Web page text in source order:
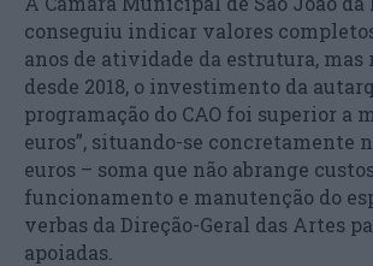
conseguiu indicar valores completos
anos de atividade da estrutura, mas
desde 2018, o investimento da
programação do CAO foi superior a
euros”, situando-se concretamente
euros – soma que não abrange
funcionamento e manutenção do
verbas da Direção-Geral das Artes
apoiadas.